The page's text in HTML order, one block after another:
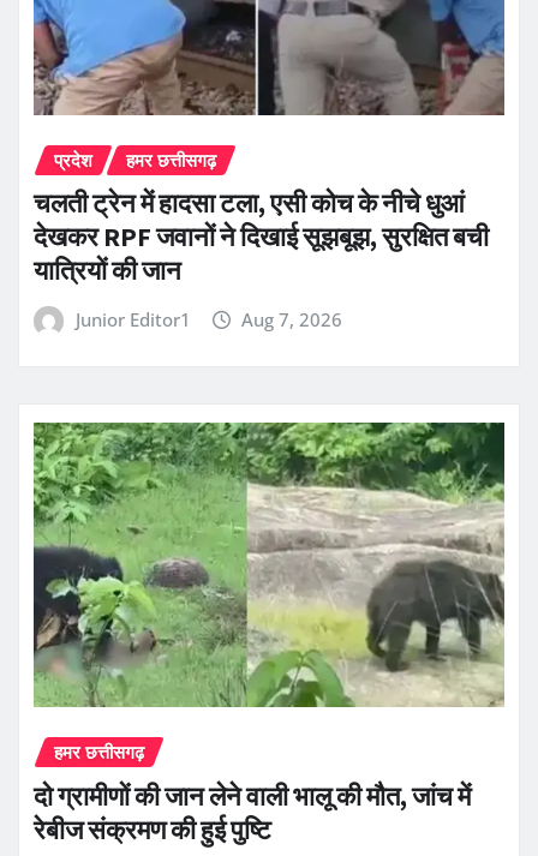
प्रदेश हमर छत्तीसगढ़
चलती ट्रेन में हादसा टला, एसी कोच के नीचे धुआं
देखकर RPF जवानों ने दिखाई सूझबूझ, सुरक्षित बची
यात्रियों की जान
Junior Editor1 Aug 7, 2026
हमर छत्तीसगढ़
दो ग्रामीणों की जान लेने वाली भालू की मौत, जांच में
रेबीज संक्रमण की हुई पुष्टि